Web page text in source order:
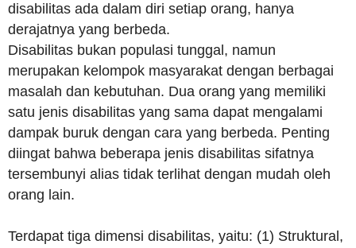
disabilitas ada dalam diri setiap orang, hanya
derajatnya yang berbeda.
Disabilitas bukan populasi tunggal, namun
merupakan kelompok masyarakat dengan berbagai
masalah dan kebutuhan. Dua orang yang memiliki
satu jenis disabilitas yang sama dapat mengalami
dampak buruk dengan cara yang berbeda. Penting
diingat bahwa beberapa jenis disabilitas sifatnya
tersembunyi alias tidak terlihat dengan mudah oleh
orang lain.
Terdapat tiga dimensi disabilitas, yaitu: (1) Struktural,